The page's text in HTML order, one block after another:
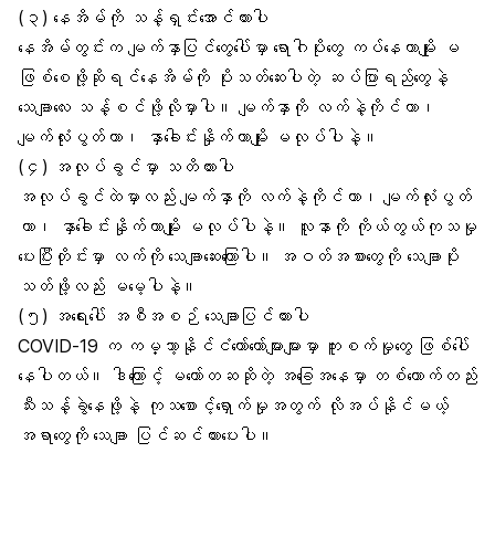
(၃) နေအိမ် ကို သန့်ရှင်းအောင်ထားပါ
နေအိမ်တွင်းက မျက်နှာပြင်တွေပေါ်မှာ ရောဂါပိုးတွေ ကပ်နေတာမျိုး မ
ဖြစ်စေဖို့ဆိုရင်နေအိမ်ကို ပိုးသတ်ဆေးပါတဲ့ ဆပ်ပြာရည်တွေနဲ့
သေချာလေး သန့်စင်ဖို့လိုမှာပါ။ မျက်နှာကို လက်နဲ့ကိုင်တာ၊
မျက်လုံးပွတ်တာ ၊ နှာခေါင်းနှိုက်တာမျိုး မလုပ်ပါနဲ့။
(၄) အလုပ်ခွင် မှာ သတိထားပါ
အလုပ်ခွင်ထဲမှာလည်း မျက်နှာကို လက်နဲ့ကိုင်တာ၊ မျက်လုံးပွတ်
တာ၊ နှာခေါင်းနှိုက်တာမျိုး မလုပ်ပါနဲ့။ လူနာကို ကိုယ်တွယ်ကုသမှု
ပေးပြီးတိုင်းမှာ လက်ကို သေချာဆေးကြောပါ။
အဝတ်အစားတွေ ကို သေချာပိုး
သတ်ဖို့လည်း မမေ့ပါနဲ့။
(၅) အရေးပေါ် အစီအစဉ် သေချာပြင်ထားပါ
COVID-19 က ကမ္ဘာ့နိုင်ငံတော်တော်များများမှာ ကူးစက်မှုတွေ ဖြစ်ပေါ်
နေပါတယ်။ ဒါကြောင့် မတော်တဆဆိုတဲ့ အခြေအနေမှာ တစ်ယောက်တည်း
သီးသန့်ခွဲနေဖို့နဲ့ ကုသစောင့်ရှောက်မှု အတွက် လိုအပ်နိုင်မယ့်
အရာတွေကို သေချာ ပြင်ဆင်ထားပေးပါ။